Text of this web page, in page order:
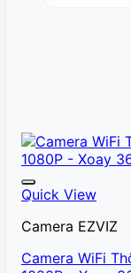
Quick View
Camera EZVIZ
Camera WiFi